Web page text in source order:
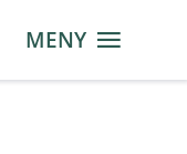
MENY